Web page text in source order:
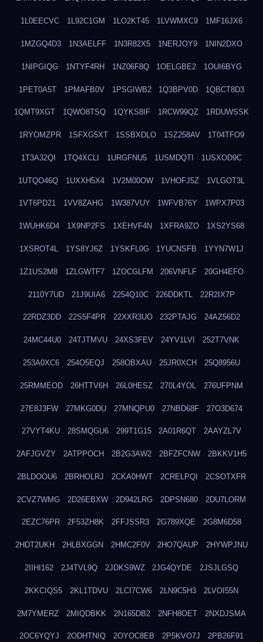
1L0EECVC 1L92C1GM 1LO2KT45 1LVWMXC9 1MF16JX6
1MZGQ4D3 1N3AELFF 1N3R82X5 1NERJOY9 1NIN2DXO
1NIPGIQG 1NTYF4RH 1NZ06F8Q 1OELGBE2 1OUI6BYG
1PET0A5T 1PMAFB0V 1PSGIWB2 1Q3BPV0D 1QBCT8D3
1QMT9XGT 1QWO8TSQ 1QYKS8IF 1RCW99QZ 1RDUWSSK
1RYOMZPR 1SFXG5XT 1SSBXDLO 1SZ258AV 1T04TFO9
1T3A32QI 1TQ4XCLI 1URGFNU5 1USMDQTI 1USXOD9C
1UTQO46Q 1UXXH5X4 1V2M00OW 1VHOFJ5Z 1VLGOT3L
1VT6PD21 1VV8ZAHG 1W387VUY 1WFVB76Y 1WPX7P03
1WUHK6D4 1X9NP2FS 1XEHVF4N 1XFRA9ZO 1XS2YS68
1XSROT4L 1YS8YJ6Z 1YSKFL0G 1YUCNSFB 1YYN7W1J
1Z1US2M8 1ZLGWTF7 1ZOCGLFM 206VNFLF 20GH4EFO
2110Y7UD 21J9UIA6 2254Q10C 226DDKTL 22R2IX7P
22RDZ3DD 22S5F4PR 22XXR3UO 232PTAJG 24AZ56D2
24MC44U0 24TJTMVU 24XS3FEV 24YV1LVI 252T7VNK
253A0XC6 254O5EQJ 258OBXAU 25JR0XCH 25Q8956U
25RMMEOD 26HTTV6H 26L0HESZ 270L4YOL 276UFPNM
27E8J3FW 27MKG0DU 27MNQPU0 27NBD68F 27O3D674
27VYT4KU 28SMQGU6 299T1G15 2A01R6QT 2AAYZL7V
2AFJGVZY 2ATPPOCH 2B2G3AW2 2BFZFCNW 2BKKV1H5
2BLDOOU6 2BRHOLRJ 2CKA0HWT 2CRELPQI 2CSOTXFR
2CVZ7WMG 2D26EBXW 2D942LRG 2DPSN680 2DU7LORM
2EZC76PR 2F53ZH8K 2FFJSSR3 2G789XQE 2G8M6D58
2HDT2UKH 2HLBXGGN 2HMC2F0V 2HO7QAUP 2HYWPJNU
2IIHI162 2J4TVL9Q 2JDKS9WZ 2JG4QYDE 2JSJLGSQ
2KKCIQS5 2KL1TDVU 2LCI7CW6 2LN9C5H3 2LVOI55N
2M7YMERZ 2MIQDBKK 2N165DB2 2NFH8OET 2NXDJSMA
2OC6YQYJ 2ODHTNIQ 2OYOC8EB 2P5KVO7J 2PB26F91